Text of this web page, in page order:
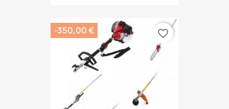
-350,00 € favorite_border